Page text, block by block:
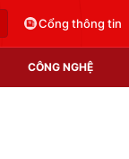
Cổng thông tin
CÔNG NGHỆ